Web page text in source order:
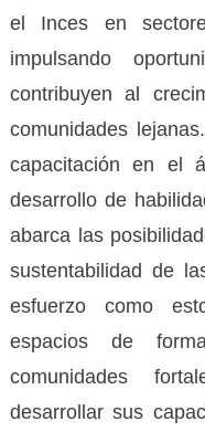
el Inces en
impulsando
contribuyen al
comunidades
capacitación en el
desarrollo de
abarca las
sustentabilidad de
esfuerzo como
espacios de
comunidades
desarrollar sus